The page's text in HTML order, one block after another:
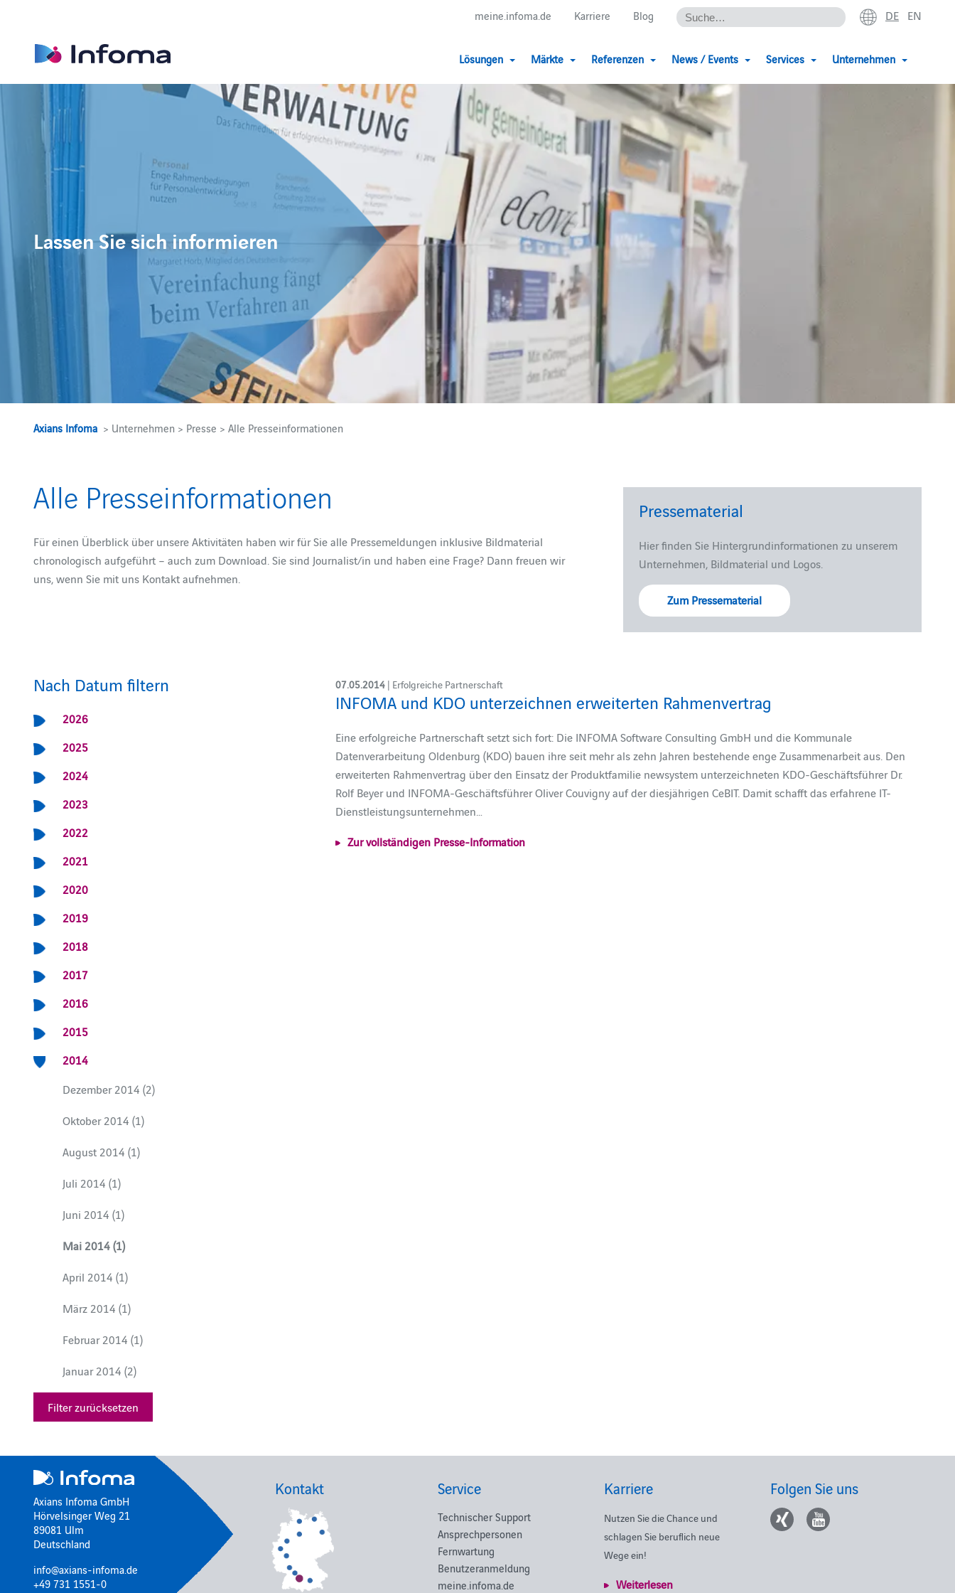
meine.infoma.de Karriere Blog DE EN
Lösungen Märkte Referenzen News / Events Services Unternehmen
Lassen Sie sich informieren
Axians Infoma > Unternehmen > Presse > Alle Presseinformationen
Alle Presseinformationen
Für einen Überblick über unsere Aktivitäten haben wir für Sie alle Pressemeldungen inklusive Bildmaterial
chronologisch aufgeführt – auch zum Download. Sie sind Journalist/in und haben eine Frage? Dann freuen wir
uns, wenn Sie mit uns Kontakt aufnehmen.
Pressematerial
Hier finden Sie Hintergrundinformationen zu unserem
Unternehmen, Bildmaterial und Logos.
Zum Pressematerial
Nach Datum filtern
2026
2025
2024
2023
2022
2021
2020
2019
2018
2017
2016
2015
2014
Dezember 2014 (2)
Oktober 2014 (1)
August 2014 (1)
Juli 2014 (1)
Juni 2014 (1)
Mai 2014 (1)
April 2014 (1)
März 2014 (1)
Februar 2014 (1)
Januar 2014 (2)
Filter zurücksetzen
07.05.2014 | Erfolgreiche Partnerschaft
INFOMA und KDO unterzeichnen erweiterten Rahmenvertrag
Eine erfolgreiche Partnerschaft setzt sich fort: Die INFOMA Software Consulting GmbH und die Kommunale
Datenverarbeitung Oldenburg (KDO) bauen ihre seit mehr als zehn Jahren bestehende enge Zusammenarbeit aus. Den
erweiterten Rahmenvertrag über den Einsatz der Produktfamilie newsystem unterzeichneten KDO-Geschäftsführer Dr.
Rolf Beyer und INFOMA-Geschäftsführer Oliver Couvigny auf der diesjährigen CeBIT. Damit schafft das erfahrene IT-
Dienstleistungsunternehmen…
Zur vollständigen Presse-Information
Axians Infoma GmbH
Hörvelsinger Weg 21
89081 Ulm
Deutschland
info@axians-infoma.de
+49 731 1551-0
Kontakt Service
Technischer Support
Ansprechpersonen
Fernwartung
Benutzeranmeldung
meine.infoma.de
Karriere
Nutzen Sie die Chance und
schlagen Sie beruflich neue
Wege ein!
Weiterlesen
Folgen Sie uns